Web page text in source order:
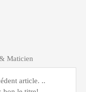
Maticien
article. ..